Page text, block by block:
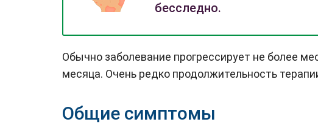
бесследно.
Обычно заболевание прогрессирует не более
месяца. Очень редко продолжительность
Общие симптомы